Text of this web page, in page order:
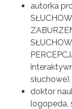
autorka
słuchowe),
doktor
logopeda,